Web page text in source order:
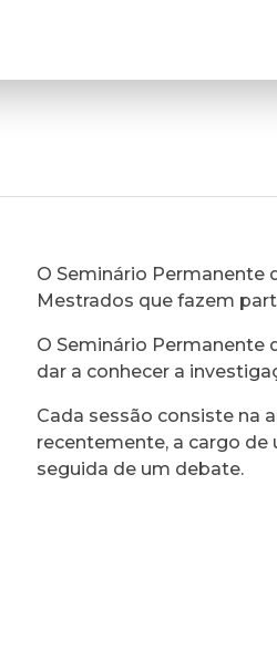
O Seminário Permanente
Mestrados que fazem
O Seminário Permanente
dar a conhecer a
Cada sessão consiste na
recentemente, a cargo de
seguida de um debate.